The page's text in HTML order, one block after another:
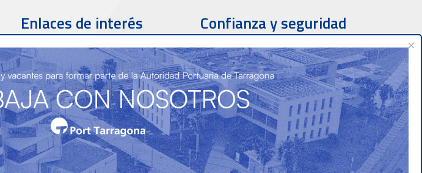
Enlaces de interés
Partners
Confianza y seguridad
×